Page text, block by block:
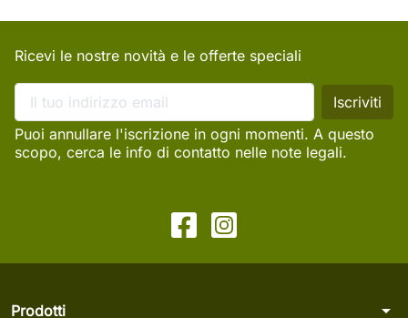
Ricevi le nostre novità e le offerte speciali
Puoi annullare l'iscrizione in ogni momenti. A questo
scopo, cerca le info di contatto nelle note legali.
Prodotti arrow_drop_down